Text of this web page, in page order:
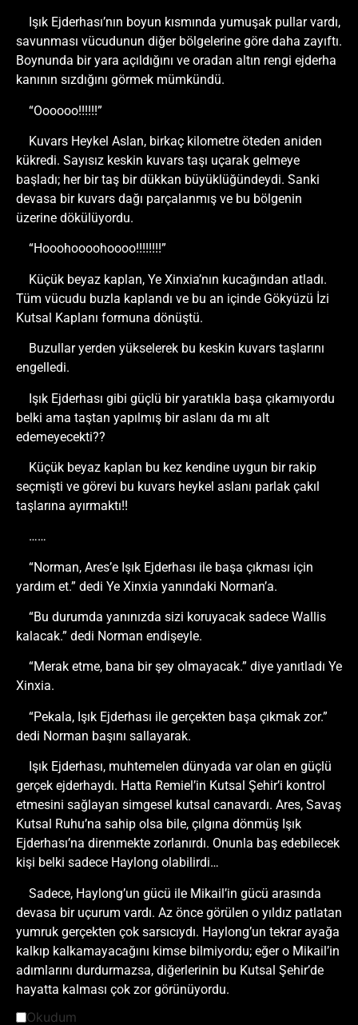
Işık Ejderhası’nın boyun kısmında yumuşak pullar vardı,
savunması vücudunun diğer bölgelerine göre daha zayıftı.
Boynunda bir yara açıldığını ve oradan altın rengi ejderha
kanının sızdığını görmek mümkündü.
“Oooooo!!!!!!”
Kuvars Heykel Aslan, birkaç kilometre öteden aniden
kükredi. Sayısız keskin kuvars taşı uçarak gelmeye
başladı; her bir taş bir dükkan büyüklüğündeydi. Sanki
devasa bir kuvars dağı parçalanmış ve bu bölgenin
üzerine dökülüyordu.
“Hooohoooohoooo!!!!!!!!”
Küçük beyaz kaplan, Ye Xinxia’nın kucağından atladı.
Tüm vücudu buzla kaplandı ve bu an içinde Gökyüzü İzi
Kutsal Kaplanı formuna dönüştü.
Buzullar yerden yükselerek bu keskin kuvars taşlarını
engelledi.
Işık Ejderhası gibi güçlü bir yaratıkla başa çıkamıyordu
belki ama taştan yapılmış bir aslanı da mı alt
edemeyecekti??
Küçük beyaz kaplan bu kez kendine uygun bir rakip
seçmişti ve görevi bu kuvars heykel aslanı parlak çakıl
taşlarına ayırmaktı!!
……
“Norman, Ares’e Işık Ejderhası ile başa çıkması için
yardım et.” dedi Ye Xinxia yanındaki Norman’a.
“Bu durumda yanınızda sizi koruyacak sadece Wallis
kalacak.” dedi Norman endişeyle.
“Merak etme, bana bir şey olmayacak.” diye yanıtladı Ye
Xinxia.
“Pekala, Işık Ejderhası ile gerçekten başa çıkmak zor.”
dedi Norman başını sallayarak.
Işık Ejderhası, muhtemelen dünyada var olan en güçlü
gerçek ejderhaydı. Hatta Remiel’in Kutsal Şehir’i kontrol
etmesini sağlayan simgesel kutsal canavardı. Ares, Savaş
Kutsal Ruhu’na sahip olsa bile, çılgına dönmüş Işık
Ejderhası’na direnmekte zorlanırdı. Onunla baş edebilecek
kişi belki sadece Haylong olabilirdi…
Sadece, Haylong’un gücü ile Mikail’in gücü arasında
devasa bir uçurum vardı. Az önce görülen o yıldız patlatan
yumruk gerçekten çok sarsıcıydı. Haylong’un tekrar ayağa
kalkıp kalkamayacağını kimse bilmiyordu; eğer o Mikail’in
adımlarını durdurmazsa, diğerlerinin bu Kutsal Şehir’de
hayatta kalması çok zor görünüyordu.
Okudum